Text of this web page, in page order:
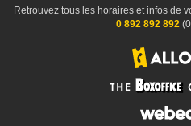
Retrouvez tous les horaires et infos de
0 892 892 892